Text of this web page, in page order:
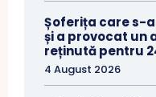
Șoferița care s-
și a provocat un
reținută pentru
4 August 2026